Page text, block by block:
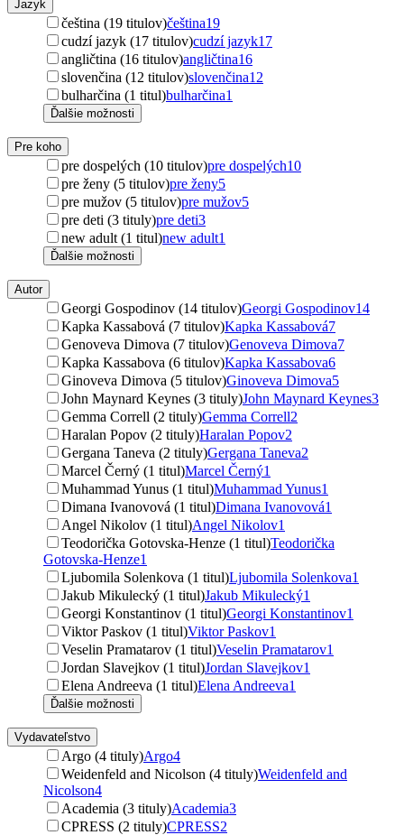
Jazyk
čeština (19 titulov)čeština19
cudzí jazyk (17 titulov)cudzí jazyk17
angličtina (16 titulov)angličtina16
slovenčina (12 titulov)slovenčina12
bulharčina (1 titul)bulharčina1
Ďalšie možnosti
Pre koho
pre dospelých (10 titulov)pre dospelých10
pre ženy (5 titulov)pre ženy5
pre mužov (5 titulov)pre mužov5
pre deti (3 tituly)pre deti3
new adult (1 titul)new adult1
Ďalšie možnosti
Autor
Georgi Gospodinov (14 titulov)Georgi Gospodinov14
Kapka Kassabová (7 titulov)Kapka Kassabová7
Genoveva Dimova (7 titulov)Genoveva Dimova7
Kapka Kassabova (6 titulov)Kapka Kassabova6
Ginoveva Dimova (5 titulov)Ginoveva Dimova5
John Maynard Keynes (3 tituly)John Maynard Keynes3
Gemma Correll (2 tituly)Gemma Correll2
Haralan Popov (2 tituly)Haralan Popov2
Gergana Taneva (2 tituly)Gergana Taneva2
Marcel Černý (1 titul)Marcel Černý1
Muhammad Yunus (1 titul)Muhammad Yunus1
Dimana Ivanovová (1 titul)Dimana Ivanovová1
Angel Nikolov (1 titul)Angel Nikolov1
Teodorička Gotovska-Henze (1 titul)Teodorička
Gotovska-Henze1
Ljubomila Solenkova (1 titul)Ljubomila Solenkova1
Jakub Mikulecký (1 titul)Jakub Mikulecký1
Georgi Konstantinov (1 titul)Georgi Konstantinov1
Viktor Paskov (1 titul)Viktor Paskov1
Veselin Pramatarov (1 titul)Veselin Pramatarov1
Jordan Slavejkov (1 titul)Jordan Slavejkov1
Elena Andreeva (1 titul)Elena Andreeva1
Ďalšie možnosti
Vydavateľstvo
Argo (4 tituly)Argo4
Weidenfeld and Nicolson (4 tituly)Weidenfeld and
Nicolson4
Academia (3 tituly)Academia3
CPRESS (2 tituly)CPRESS2